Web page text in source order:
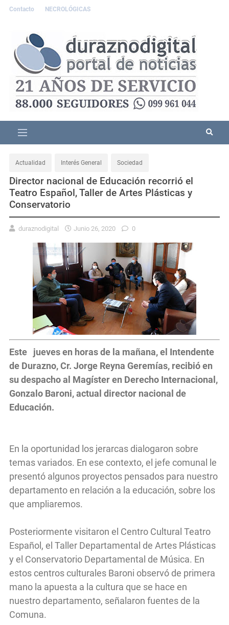
Contacto NECROLÓGICAS
Actualidad Interés General Sociedad
Director nacional de Educación recorrió el
Teatro Español, Taller de Artes Plásticas y
Conservatorio
duraznodigital Junio 26, 2020 0
Este jueves en horas de la mañana, el Intendente
de Durazno, Cr. Jorge Reyna Geremías, recibió en
su despacho al Magíster en Derecho Internacional,
Gonzalo Baroni, actual director nacional de
Educación.
En la oportunidad los jerarcas dialogaron sobre
temas variados. En ese contexto, el jefe comunal le
presentó algunos proyectos pensados para nuestro
departamento en relación a la educación, sobre los
que ampliaremos.
Posteriormente visitaron el Centro Cultural Teatro
Español, el Taller Departamental de Artes Plásticas
y el Conservatorio Departamental de Música. En
estos centros culturales Baroni observó de primera
mano la apuesta a la cultura que se hace en
nuestro departamento, señalaron fuentes de la
Comuna.